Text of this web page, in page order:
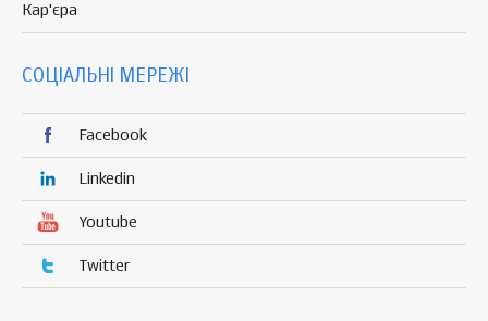
Кар'єра
СОЦІАЛЬНІ МЕРЕЖІ
Facebook
Linkedin
Youtube
Twitter